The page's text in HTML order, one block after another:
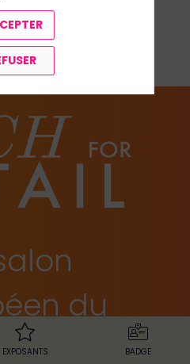
SOLUTIONS
du
EXPOSANTS BADGE